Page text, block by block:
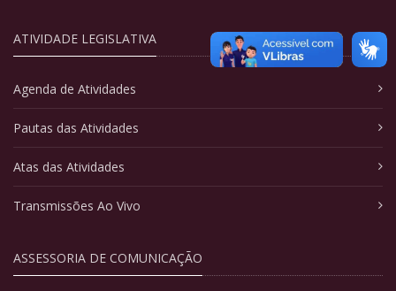
ATIVIDADE LEGISLATIVA
Agenda de Atividades
Pautas das Atividades
Atas das Atividades
Transmissões Ao Vivo
ASSESSORIA DE COMUNICAÇÃO